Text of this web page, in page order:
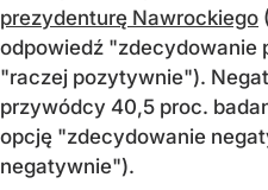
prezydenturę Nawrockiego
odpowiedź "zdecydowanie
"raczej pozytywnie").
przywódcy 40,5 proc.
opcję "zdecydowanie
negatywnie").